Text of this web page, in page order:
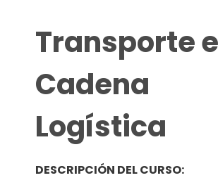
Transporte
Cadena
Logística
DESCRIPCIÓN DEL CURSO: